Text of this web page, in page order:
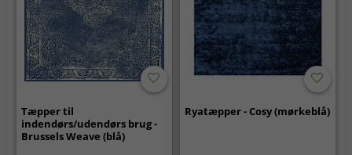
Tæpper til
indendørs/udendørs brug -
Brussels Weave (blå)
Ryatæpper - Cosy (mørkeblå)